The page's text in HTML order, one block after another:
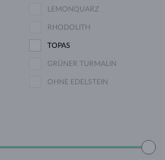
LEMONQUARZ
RHODOLITH
TOPAS
GRÜNER TURMALIN
OHNE EDELSTEIN